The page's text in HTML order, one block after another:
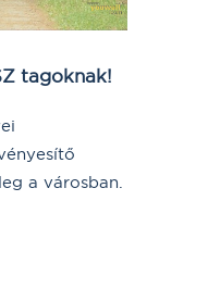
tagoknak!
a városban.